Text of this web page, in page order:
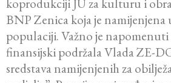
koprodukciji JU za kulturu i
BNP Zenica koja je namijenjena
populaciji. Važno je napomenuti
finansijski podržala Vlada ZE-
sredstava namijenjenih za